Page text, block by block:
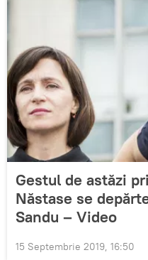
Gestul de astăzi
Năstase se
Sandu – Video
15 Septembrie 2019, 16:50